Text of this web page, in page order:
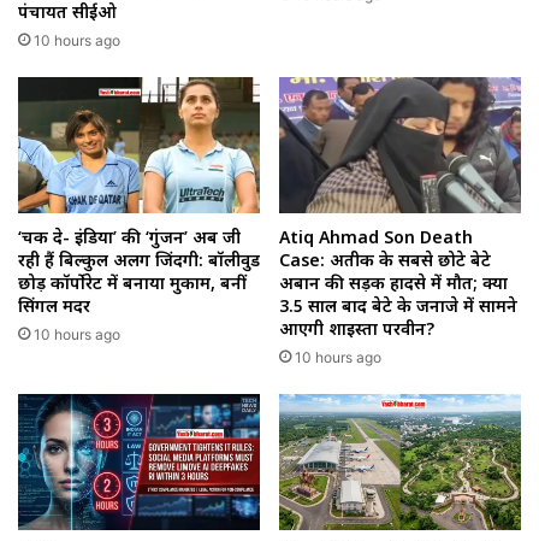
पंचायत सीईओ
10 hours ago
‘चक दे- इंडिया’ की ‘गुंजन’ अब जी
रही हैं बिल्कुल अलग जिंदगी: बॉलीवुड
छोड़ कॉर्पोरेट में बनाया मुकाम, बनीं
सिंगल मदर
10 hours ago
Atiq Ahmad Son Death
Case: अतीक के सबसे छोटे बेटे
अबान की सड़क हादसे में मौत; क्या
3.5 साल बाद बेटे के जनाजे में सामने
आएगी शाइस्ता परवीन?
10 hours ago